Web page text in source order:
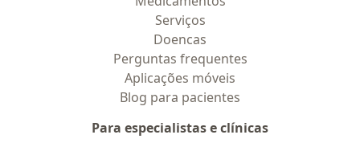
Serviços
Doencas
Perguntas frequentes
Aplicações móveis
Blog para pacientes
Para especialistas e clínicas